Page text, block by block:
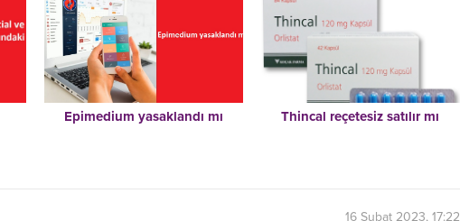
Epimedium yasaklandı mı Thincal reçetesiz satılır mı
16 Şubat 2023, 17:22